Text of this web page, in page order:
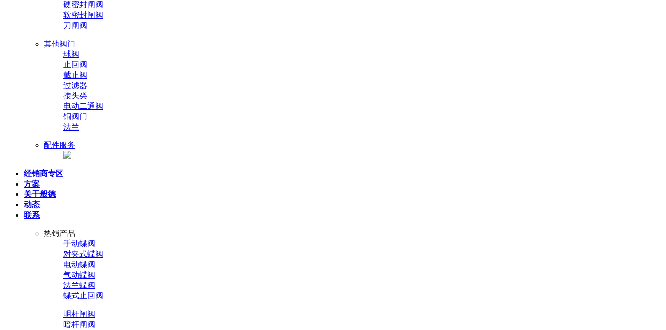
硬密封闸阀
软密封闸阀
刀闸阀
其他阀门
球阀
止回阀
截止阀
过滤器
接头类
电动二通阀
铜阀门
法兰
配件服务
经销商专区
方案
关于般德
动态
联系
热销产品
手动蝶阀
对夹式蝶阀
电动蝶阀
气动蝶阀
法兰蝶阀
蝶式止回阀
明杆闸阀
暗杆闸阀